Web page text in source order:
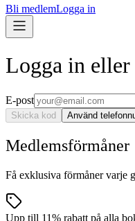
Bli medlemLogga in
Logga in
E-post
Skicka kod Använd
Medlemsförmåner
Få exklusiva förmåner varje
Upp till 11% rabatt på alla